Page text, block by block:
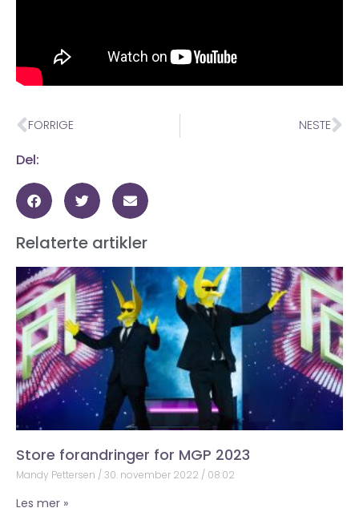
FORRIGE NESTE
Del:
Relaterte artikler
Store forandringer for MGP 2023
Mandy Pettersen 30. november 2022 08:02
Les mer »